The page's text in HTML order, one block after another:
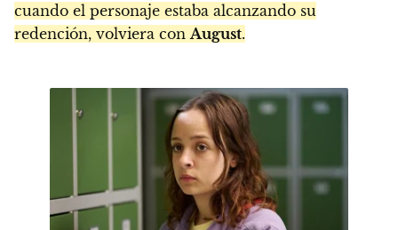
cuando el personaje estaba alcanzando su
redención, volviera con August.